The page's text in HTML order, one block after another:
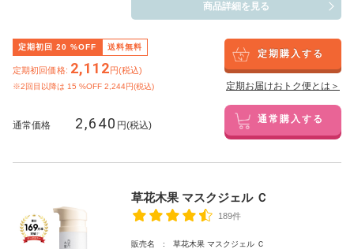
商品詳細を見る
定期初回 20 %OFF 送料無料
定期初回価格: 2,112円(税込)
※2回目以降は 15 %OFF 2,244円(税込)
定期購入する
定期お届けおトク便とは＞
通常価格 2,640 円(税込) 通常購入する
草花木果 マスクジェル Ｃ
189件
販売名 : 草花木果 マスクジェル Ｃ